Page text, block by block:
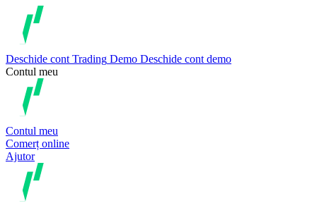
Deschide cont Trading Demo Deschide cont demo
Contul meu
Contul meu
Comerț online
Ajutor